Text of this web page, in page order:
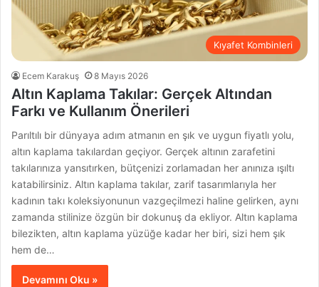
Kıyafet Kombinleri
Ecem Karakuş 8 Mayıs 2026
Altın Kaplama Takılar: Gerçek Altından
Farkı ve Kullanım Önerileri
Parıltılı bir dünyaya adım atmanın en şık ve uygun fiyatlı yolu,
altın kaplama takılardan geçiyor. Gerçek altının zarafetini
takılarınıza yansıtırken, bütçenizi zorlamadan her anınıza ışıltı
katabilirsiniz. Altın kaplama takılar, zarif tasarımlarıyla her
kadının takı koleksiyonunun vazgeçilmezi haline gelirken, aynı
zamanda stilinize özgün bir dokunuş da ekliyor. Altın kaplama
bilezikten, altın kaplama yüzüğe kadar her biri, sizi hem şık
hem de…
Devamını Oku »